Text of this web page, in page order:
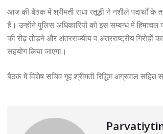
आज की बैठक में श्रीमती राधा रतूड़ी ने नशीले पदार्थों के
हैं। उन्होंने पुलिस अधिकारियों को इस सम्बन्ध में
की रीढ़ तोड़ने और अंतरराज्यीय व अंतरराष्ट्रीय गिरोहों
सहयोग लिया जाएगा।
बैठक में विशेष सचिव गृह श्रीमती रिद्धिम अग्रवाल सहित